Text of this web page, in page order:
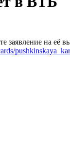
заявление на её